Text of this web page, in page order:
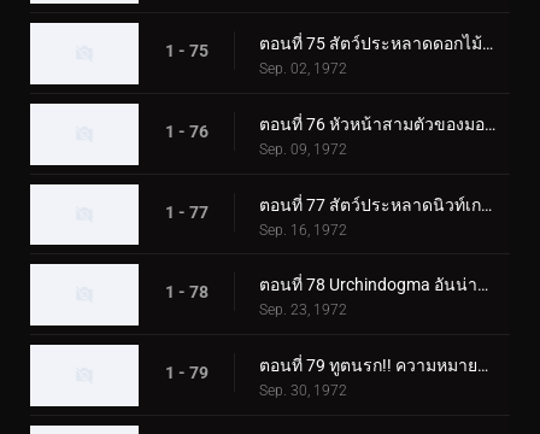
1 - 75 ตอนที่ 75 สัตว์ประหลาดดอกไม้พิษ Roseranga - ความลับของบ้านแห่งความหวาดกลัว
Sep. 02, 1972
1 - 76 ตอนที่ 76 หัวหน้าสามตัวของมอนสเตอร์เจเนอเรเตอร์ มังกรทะเล!!
Sep. 09, 1972
1 - 77 ตอนที่ 77 สัตว์ประหลาดนิวท์เกธ ดวลกันที่ฟาร์มแห่งนรก!!
Sep. 16, 1972
1 - 78 ตอนที่ 78 Urchindogma อันน่าสะพรึงกลัว + สัตว์ประหลาด Phantom
Sep. 23, 1972
1 - 79 ตอนที่ 79 ทูตนรก!! ความหมายที่แท้จริงของความกลัว?
Sep. 30, 1972